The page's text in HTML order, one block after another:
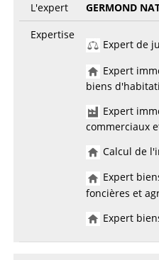
L'expert
GERMOND
Expertise
Expert de
Expert
biens
Expert
commerciaux
Calcul de
Expert
foncières et
Expert